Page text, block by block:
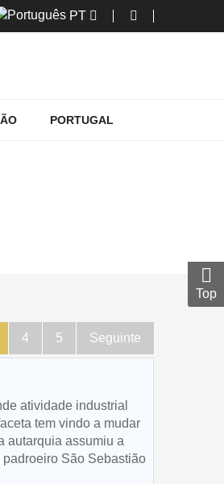
PT
PORTUGAL
4 5 Seguinte
atividade industrial
tem vindo a mudar
autarquia assumiu a
São Sebastião
Top